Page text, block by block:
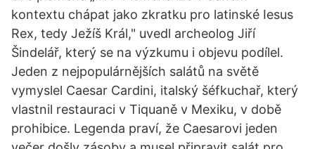
kontextu chápat jako zkratku pro latinské Iesus
Rex, tedy Ježíš Král," uvedl archeolog Jiří
Šindelář, který se na výzkumu i objevu podílel.
Jeden z nejpopulárnějších salátů na světě
vymyslel Caesar Cardini, italský šéfkuchař, který
vlastnil restauraci v Tiquaně v Mexiku, v době
prohibice. Legenda praví, že Caesarovi jeden